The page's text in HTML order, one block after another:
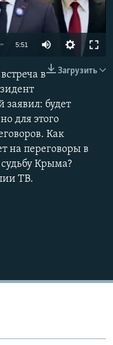
5:51
Загрузить
в
будет
для этого
Как
на переговоры в
Крыма?
ТВ.